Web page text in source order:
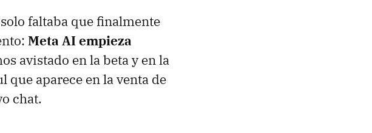
faltaba que finalmente
Meta AI empieza
avistado en la beta y en la
que aparece en la venta de
chat.